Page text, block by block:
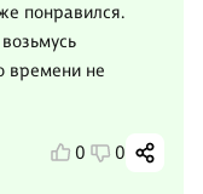
понравился.
времени не
0 0